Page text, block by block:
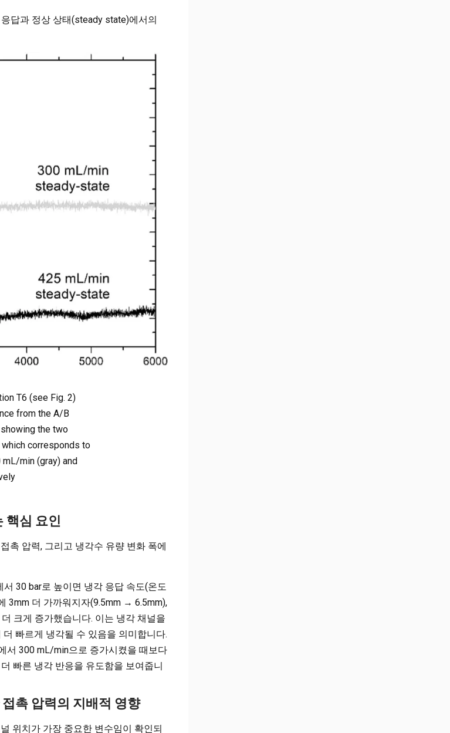
답과 정상 상태(steady state)에서의
T6 (see Fig. 2)
from the A/B
the two
corresponds to
min (gray) and
핵심 요인
촉 압력, 그리고 냉각수 유량 변화 폭에
30 bar로 높이면 냉각 응답 속도(온도
3mm 더 가까워지자(9.5mm → 6.5mm),
크게 증가했습니다. 이는 냉각 채널을
빠르게 냉각될 수 있음을 의미합니다.
서 300 mL/min으로 증가시켰을 때보다
빠른 냉각 반응을 유도함을 보여줍니
촉 압력의 지배적 영향
위치가 가장 중요한 변수임이 확인되